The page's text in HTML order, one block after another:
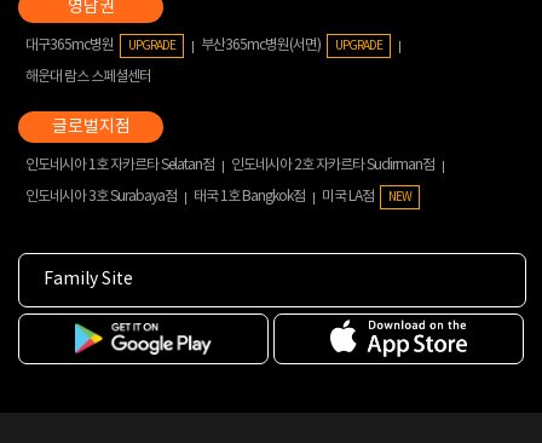
대구365mc병원 UPGRADE 부산365mc병원(서면) UPGRADE
해운대 람스 스페셜센터
인도네시아 1호 자카르타 Selatan점
인도네시아 2호 자카르타 Sudirman점
인도네시아 3호 Surabaya점
태국 1호 Bangkok점 미국 LA점 NEW
Family Site